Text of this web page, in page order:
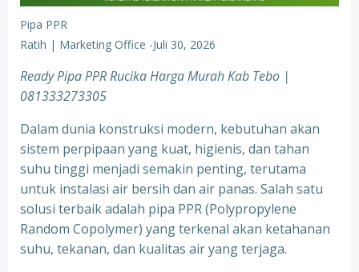
Pipa PPR
Ratih | Marketing Office -Juli 30, 2026
Ready Pipa PPR Rucika Harga Murah Kab Tebo |
081333273305
Dalam dunia konstruksi modern, kebutuhan akan
sistem perpipaan yang kuat, higienis, dan tahan
suhu tinggi menjadi semakin penting, terutama
untuk instalasi air bersih dan air panas. Salah satu
solusi terbaik adalah pipa PPR (Polypropylene
Random Copolymer) yang terkenal akan ketahanan
suhu, tekanan, dan kualitas air yang terjaga.